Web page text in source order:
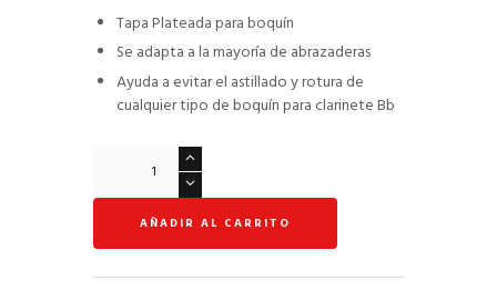
Tapa Plateada para boquín
Se adapta a la mayoría de abrazaderas
Ayuda a evitar el astillado y rotura de
cualquier tipo de boquín para clarinete Bb
Boquín
Clarinete
cantidad
AÑADIR AL CARRITO